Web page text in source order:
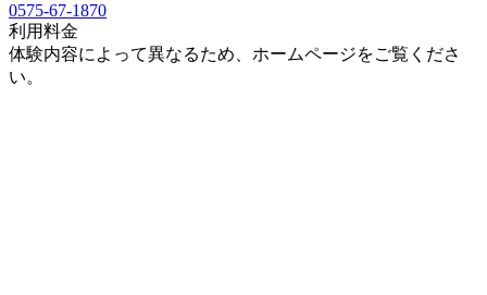
0575-67-1870
利用料金
体験内容によって異なるため、ホームページをご覧くださ
い。